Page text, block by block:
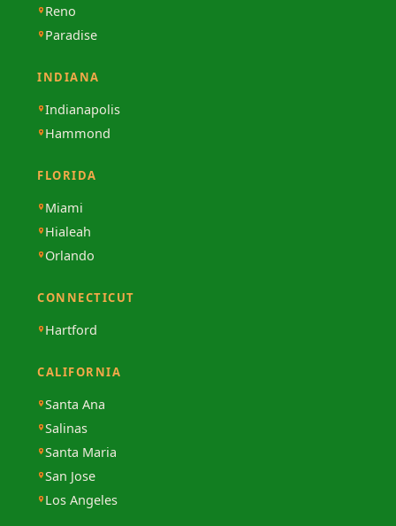
Reno
Paradise
INDIANA
Indianapolis
Hammond
FLORIDA
Miami
Hialeah
Orlando
CONNECTICUT
Hartford
CALIFORNIA
Santa Ana
Salinas
Santa Maria
San Jose
Los Angeles